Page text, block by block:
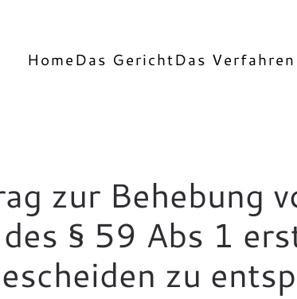
HomeDas GerichtDas Verfahren
zur Behebung
§ 59 Abs 1
zu